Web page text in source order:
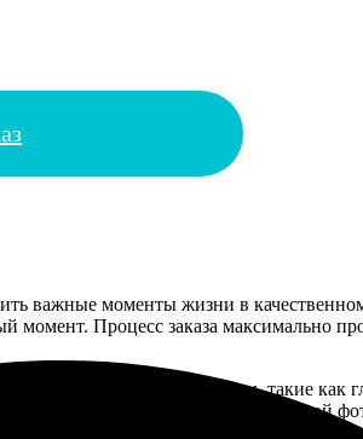
важные моменты жизни в
Процесс заказа максимально
различные эффекты, такие как
Использование профессиональной